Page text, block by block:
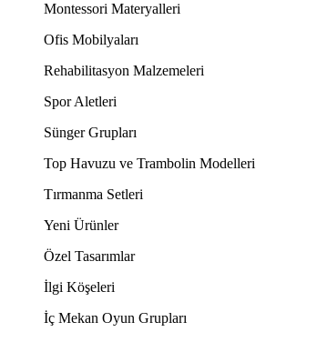
Montessori Materyalleri
Ofis Mobilyaları
Rehabilitasyon Malzemeleri
Spor Aletleri
Sünger Grupları
Top Havuzu ve Trambolin Modelleri
Tırmanma Setleri
Yeni Ürünler
Özel Tasarımlar
İlgi Köşeleri
İç Mekan Oyun Grupları